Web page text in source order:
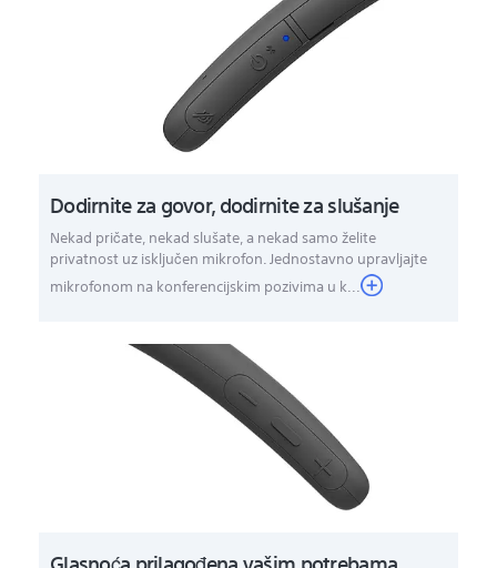
Dodirnite za govor, dodirnite za slušanje
Nekad pričate, nekad slušate, a nekad samo želite
privatnost uz isključen mikrofon. Jednostavno upravljajte
mikrofonom na konferencijskim pozivima u k...